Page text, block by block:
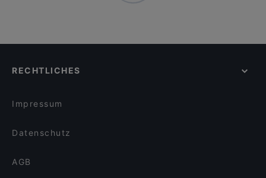
RECHTLICHES
Impressum
Datenschutz
AGB